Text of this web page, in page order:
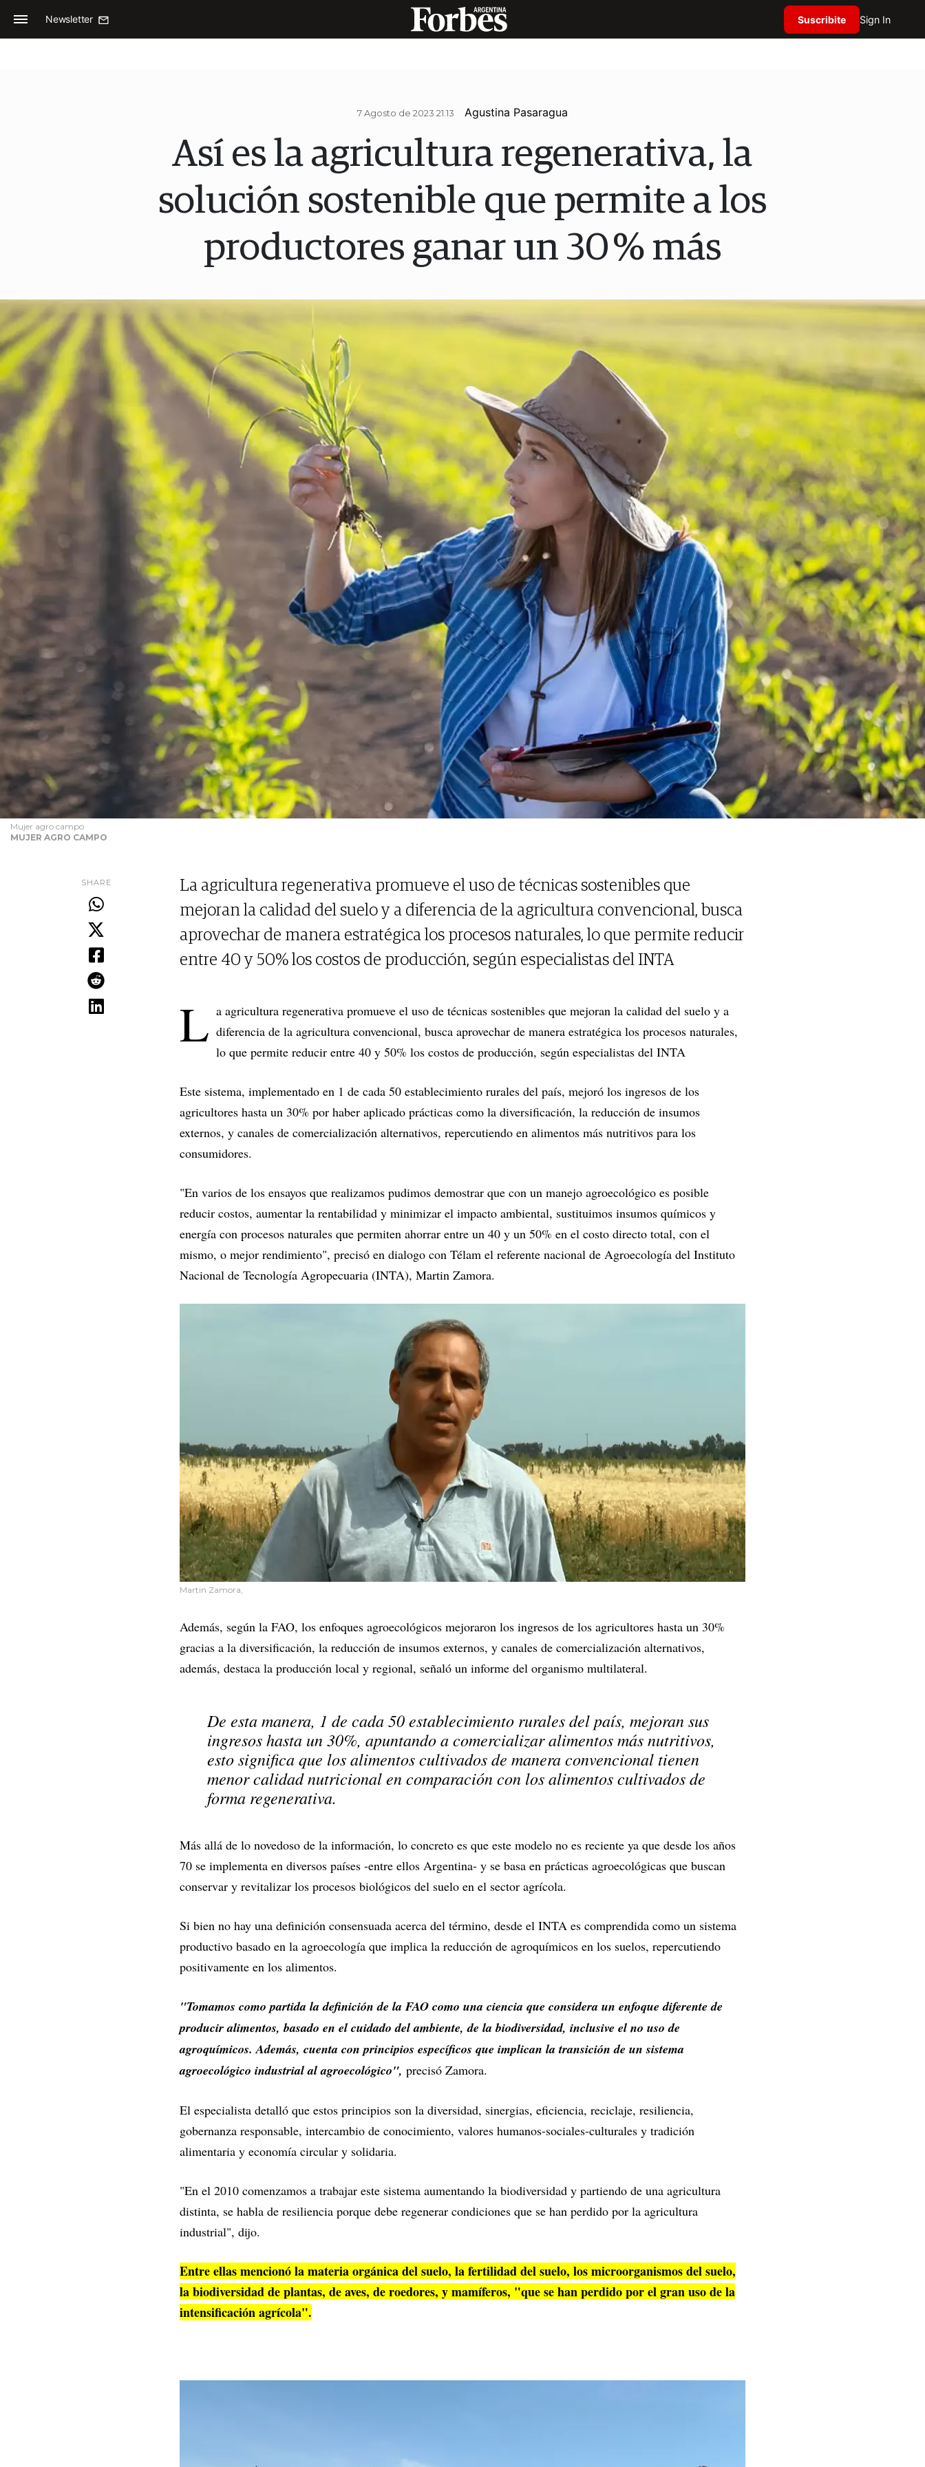
Newsletter Suscribite Sign In
7 Agosto de 2023 21.13 Agustina Pasaragua
Así es la agricultura regenerativa, la
solución sostenible que permite a los
productores ganar un 30 % más
Mujer agro campo
MUJER AGRO CAMPO
SHARE
La agricultura regenerativa promueve el uso de técnicas sostenibles que
mejoran la calidad del suelo y a diferencia de la agricultura convencional, busca
aprovechar de manera estratégica los procesos naturales, lo que permite reducir
entre 40 y 50% los costos de producción, según especialistas del INTA
L a agricultura regenerativa promueve el uso de técnicas sostenibles que mejoran la calidad del suelo y a
diferencia de la agricultura convencional, busca aprovechar de manera estratégica los procesos naturales,
lo que permite reducir entre 40 y 50% los costos de producción, según especialistas del INTA
Este sistema, implementado en 1 de cada 50 establecimiento rurales del país, mejoró los ingresos de los
agricultores hasta un 30% por haber aplicado prácticas como la diversificación, la reducción de insumos
externos, y canales de comercialización alternativos, repercutiendo en alimentos más nutritivos para los
consumidores.
"En varios de los ensayos que realizamos pudimos demostrar que con un manejo agroecológico es posible
reducir costos, aumentar la rentabilidad y minimizar el impacto ambiental, sustituimos insumos químicos y
energía con procesos naturales que permiten ahorrar entre un 40 y un 50% en el costo directo total, con el
mismo, o mejor rendimiento", precisó en dialogo con Télam el referente nacional de Agroecología del Instituto
Nacional de Tecnología Agropecuaria (INTA), Martin Zamora.
Martin Zamora,
Además, según la FAO, los enfoques agroecológicos mejoraron los ingresos de los agricultores hasta un 30%
gracias a la diversificación, la reducción de insumos externos, y canales de comercialización alternativos,
además, destaca la producción local y regional, señaló un informe del organismo multilateral.
De esta manera, 1 de cada 50 establecimiento rurales del país, mejoran sus
ingresos hasta un 30%, apuntando a comercializar alimentos más nutritivos,
esto significa que los alimentos cultivados de manera convencional tienen
menor calidad nutricional en comparación con los alimentos cultivados de
forma regenerativa.
Más allá de lo novedoso de la información, lo concreto es que este modelo no es reciente ya que desde los años
70 se implementa en diversos países -entre ellos Argentina- y se basa en prácticas agroecológicas que buscan
conservar y revitalizar los procesos biológicos del suelo en el sector agrícola.
Si bien no hay una definición consensuada acerca del término, desde el INTA es comprendida como un sistema
productivo basado en la agroecología que implica la reducción de agroquímicos en los suelos, repercutiendo
positivamente en los alimentos.
"Tomamos como partida la definición de la FAO como una ciencia que considera un enfoque diferente de
producir alimentos, basado en el cuidado del ambiente, de la biodiversidad, inclusive el no uso de
agroquímicos. Además, cuenta con principios específicos que implican la transición de un sistema
agroecológico industrial al agroecológico", precisó Zamora.
El especialista detalló que estos principios son la diversidad, sinergias, eficiencia, reciclaje, resiliencia,
gobernanza responsable, intercambio de conocimiento, valores humanos-sociales-culturales y tradición
alimentaria y economía circular y solidaria.
"En el 2010 comenzamos a trabajar este sistema aumentando la biodiversidad y partiendo de una agricultura
distinta, se habla de resiliencia porque debe regenerar condiciones que se han perdido por la agricultura
industrial", dijo.
Entre ellas mencionó la materia orgánica del suelo, la fertilidad del suelo, los microorganismos del suelo,
la biodiversidad de plantas, de aves, de roedores, y mamíferos, "que se han perdido por el gran uso de la
intensificación agrícola".